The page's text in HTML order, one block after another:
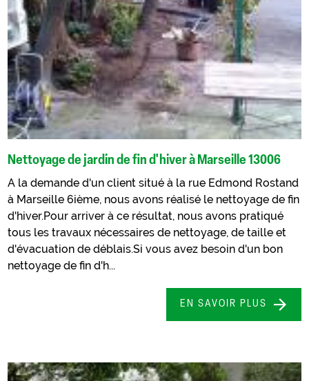
Nettoyage de jardin de fin d'hiver à Marseille 13006
A la demande d'un client situé à la rue Edmond Rostand
à Marseille 6ième, nous avons réalisé le nettoyage de fin
d'hiver.Pour arriver à ce résultat, nous avons pratiqué
tous les travaux nécessaires de nettoyage, de taille et
d'évacuation de déblais.Si vous avez besoin d'un bon
nettoyage de fin d'h...
EN SAVOIR PLUS